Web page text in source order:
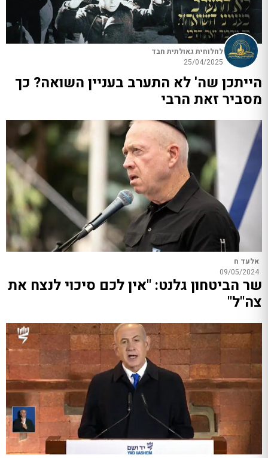
לחלוחית גאולתית חבד
25/04/2025
הייתכן שה' לא התערב בעניין השואה? כך
מסביר זאת הרבי
אלעד ח
09/05/2024
שר הביטחון גלנט: "אין לכם סיכוי לנצח את
צה"ל"